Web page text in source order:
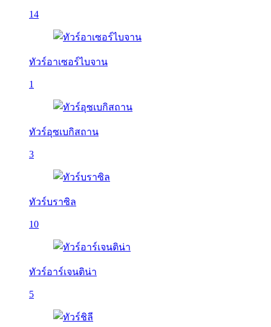
14
ทัวร์อาเซอร์ไบจาน
1
ทัวร์อุซเบกิสถาน
3
ทัวร์บราซิล
10
ทัวร์อาร์เจนติน่า
5